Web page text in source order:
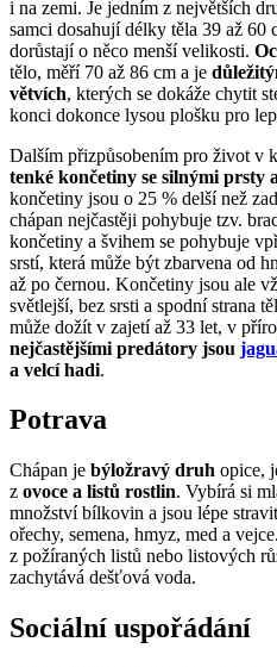
i na zemi. Je jedním z největších
samci dosahují délky těla 39 až 60
dorůstají o něco menší velikosti.
tělo, měří 70 až 86 cm a je
větvích, kterých se dokáže chytit
konci dokonce lysou plošku pro
Dalším přizpůsobením pro život v
tenké končetiny se silnými prsty
končetiny jsou o 25 % delší než
chápan nejčastěji pohybuje tzv.
končetiny a švihem se pohybuje
srstí, která může být zbarvena od
až po černou. Končetiny jsou ale
světlejší, bez srsti a spodní strana
může dožít v zajetí až 33 let, v
nejčastějšími predátory jsou
a velcí hadi.
Potrava
Chápan je býložravý druh opice,
z ovoce a listů rostlin. Vybírá si
množství bílkovin a jsou lépe
ořechy, semena, hmyz, med a
z požíraných listů nebo listových
zachytává dešťová voda.
Sociální uspořádání